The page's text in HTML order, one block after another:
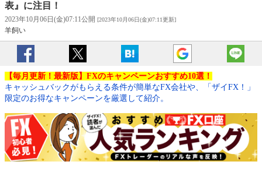
表』に注目！
2023年10月06日(金)07:11公開 [2023年10月06日(金)07:11更新]
羊飼い
【毎月更新！最新版】FXのキャンペーンおすすめ10選！
キャッシュバックがもらえる条件が簡単なFX会社や、「ザイFX！」
限定のお得なキャンペーンを厳選して紹介。